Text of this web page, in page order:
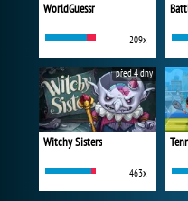
WorldGuessr
209x
Witchy Sisters
463x
před 4 dny